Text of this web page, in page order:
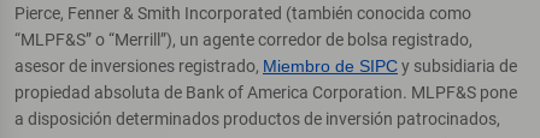
Pierce, Fenner & Smith Incorporated (también conocida como
“MLPF&S” o “Merrill”), un agente corredor de bolsa registrado,
asesor de inversiones registrado, Miembro de SIPCy subsidiaria de
propiedad absoluta de Bank of America Corporation. MLPF&S pone
a disposición determinados productos de inversión patrocinados,